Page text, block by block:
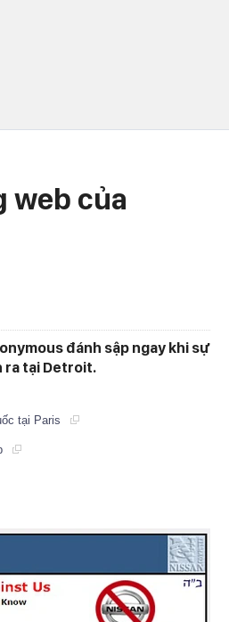
web của
đánh sập ngay khi sự
ra tại Detroit.
tại Paris